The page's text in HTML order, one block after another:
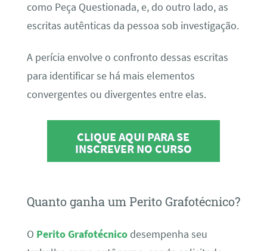
como Peça Questionada, e, do outro lado, as
escritas autênticas da pessoa sob investigação.
A perícia envolve o confronto dessas escritas
para identificar se há mais elementos
convergentes ou divergentes entre elas.
CLIQUE AQUI PARA SE
INSCREVER NO CURSO
Quanto ganha um Perito Grafotécnico?
O Perito Grafotécnicodesempenha seu